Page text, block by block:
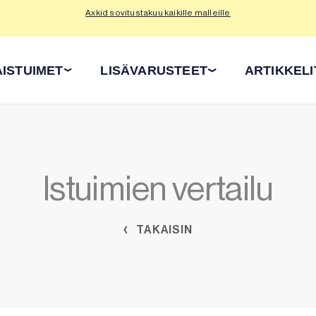
Axkid sovitustakuu kaikille malleille
LISÄVARUSTEET
Istuimien vertailu
TAKAISIN